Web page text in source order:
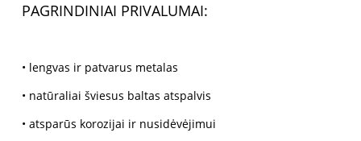
PAGRINDINIAI PRIVALUMAI:
• lengvas ir patvarus metalas
• natūraliai šviesus baltas atspalvis
• atsparūs korozijai ir nusidėvėjimui